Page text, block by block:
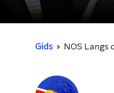
Gids NOS Langs